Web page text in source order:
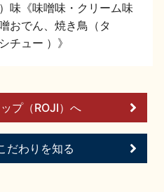
イベント情報
味《味噌味・クリーム味
おでん、焼き鳥（タ
チュー ）》
プ（ROJI）へ
だわりを知る